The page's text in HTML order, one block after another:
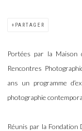
PARTAGER
Portées par la Maison
Rencontres
ans un programme
photographie
Réunis par la